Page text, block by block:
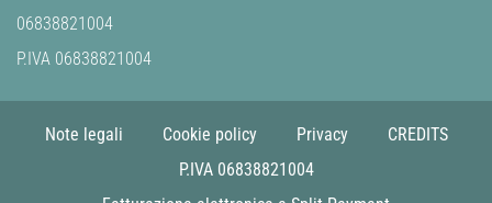
06838821004
P.IVA 06838821004
Note legali Cookie policy Privacy
CREDITS
P.IVA 06838821004